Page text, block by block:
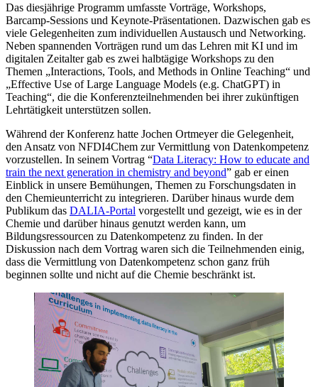
Das diesjährige Programm umfasste Vorträge, Workshops,
Barcamp-Sessions und Keynote-Präsentationen. Dazwischen gab es
viele Gelegenheiten zum individuellen Austausch und Networking.
Neben spannenden Vorträgen rund um das Lehren mit KI und im
digitalen Zeitalter gab es zwei halbtägige Workshops zu den
Themen „Interactions, Tools, and Methods in Online Teaching“ und
„Effective Use of Large Language Models (e.g. ChatGPT) in
Teaching“, die die Konferenzteilnehmenden bei ihrer zukünftigen
Lehrtätigkeit unterstützen sollen.
Während der Konferenz hatte Jochen Ortmeyer die Gelegenheit,
den Ansatz von NFDI4Chem zur Vermittlung von Datenkompetenz
vorzustellen. In seinem Vortrag “Data Literacy: How to educate and
train the next generation in chemistry and beyond” gab er einen
Einblick in unsere Bemühungen, Themen zu Forschungsdaten in
den Chemieunterricht zu integrieren. Darüber hinaus wurde dem
Publikum das DALIA-Portal vorgestellt und gezeigt, wie es in der
Chemie und darüber hinaus genutzt werden kann, um
Bildungsressourcen zu Datenkompetenz zu finden. In der
Diskussion nach dem Vortrag waren sich die Teilnehmenden einig,
dass die Vermittlung von Datenkompetenz schon ganz früh
beginnen sollte und nicht auf die Chemie beschränkt ist.